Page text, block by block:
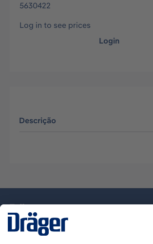
5630422
Log in to see prices
Login
Descrição
Serviço de Apoio ao Cliente Dräger